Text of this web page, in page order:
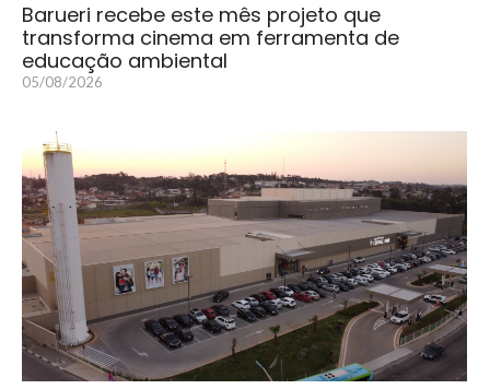
Barueri recebe este mês projeto que
transforma cinema em ferramenta de
educação ambiental
05/08/2026